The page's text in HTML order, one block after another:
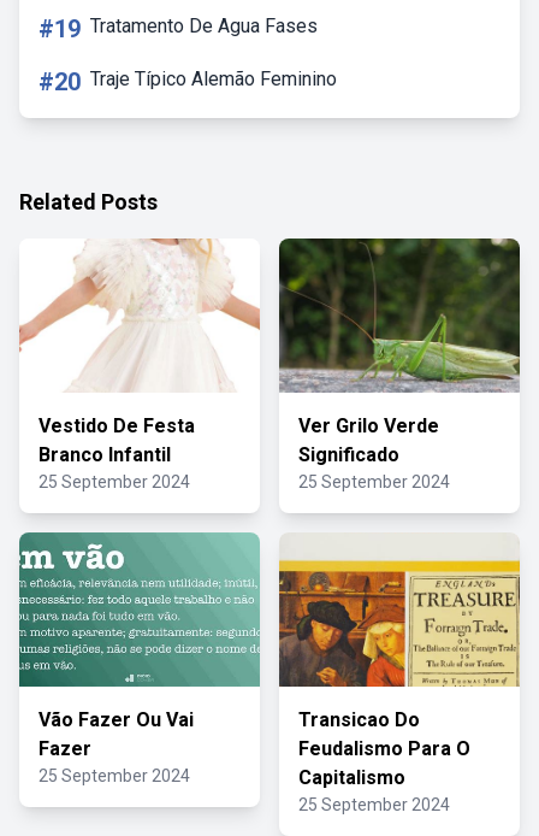
#19 Tratamento De Agua Fases
#20 Traje Típico Alemão Feminino
Related Posts
Vestido De Festa
Branco Infantil
25 September 2024
Ver Grilo Verde
Significado
25 September 2024
Vão Fazer Ou Vai
Fazer
25 September 2024
Transicao Do
Feudalismo Para O
Capitalismo
25 September 2024